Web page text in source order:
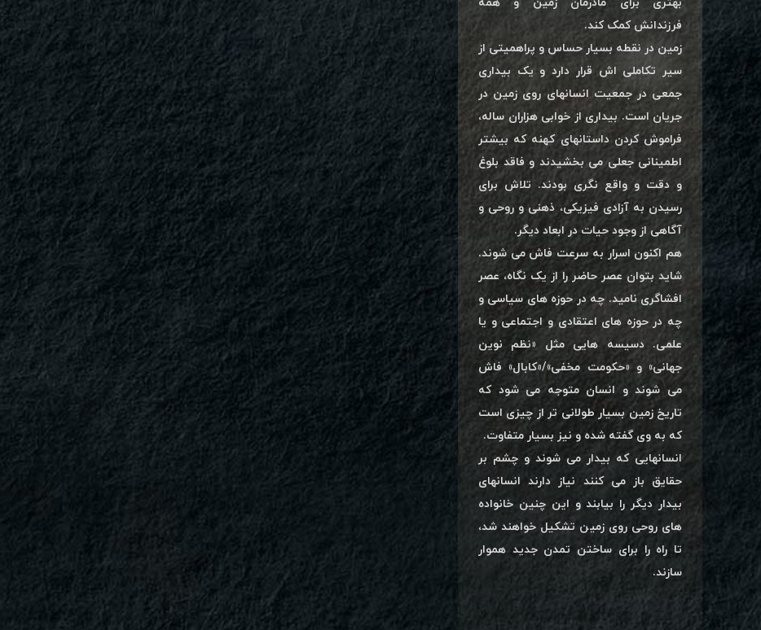
فرزندانش کمک کند.
زمین در نقطه بسیار حساس و پراهمیتی از
سیر تکاملی اش قرار دارد و یک بیداری
جمعی در جمعیت انسانهای روی زمین در
جریان است. بیداری از خوابی هزاران ساله،
فراموش کردن داستانهای کهنه که بیشتر
اطمینانی جعلی می بخشیدند و فاقد بلوغ
و دقت و واقع نگری بودند. تلاش برای
رسیدن به آزادی فیزیکی، ذهنی و روحی و
آگاهی از وجود حیات در ابعاد دیگر.
هم اکنون اسرار به سرعت فاش می شوند.
شاید بتوان عصر حاضر را از یک نگاه، عصر
افشاگری نامید. چه در حوزه های سیاسی و
چه در حوزه های اعتقادی و اجتماعی و یا
علمی. دسیسه هایی مثل «نظم نوین
جهانی» و «حکومت مخفی»/«کابال» فاش
می شوند و انسان متوجه می شود که
تاریخ زمین بسیار طولانی تر از چیزی است
که به وی گفته شده و نیز بسیار متفاوت.
انسانهایی که بیدار می شوند و چشم بر
حقایق باز می کنند نیاز دارند انسانهای
بیدار دیگر را بیابند و این چنین خانواده
های روحی روی زمین تشکیل خواهند شد،
تا راه را برای ساختن تمدن جدید هموار
سازند.